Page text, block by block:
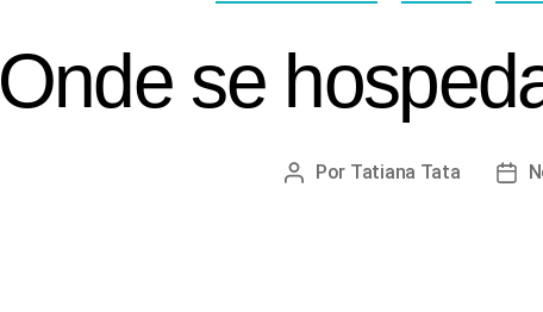
Onde se
Por Tatiana Tata